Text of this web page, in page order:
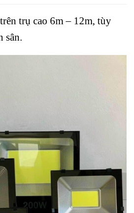
trụ cao 6m – 12m, tùy